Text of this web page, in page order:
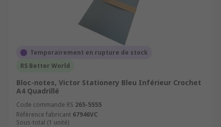
Temporairement en rupture de stock
RS Better World
Bloc-notes, Victor Stationery Bleu Inférieur Crochet
A4 Quadrillé
Code commande RS 265-5555
Référence fabricant 67946VC
Sous-total (1 unité)